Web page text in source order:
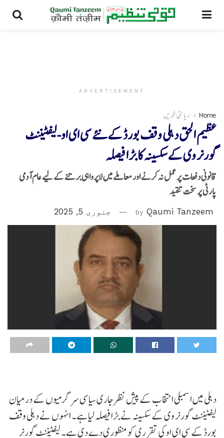
ADVERTISEMENT
Home ریاستی خبریں
عظیم الحق دہلی وقف بورڈ کےنئے سی ای او-لیفٹیننٹ
گورنر وی کےسکسینہ کا بڑا فیصلہ
قانونی دفعات پر عمل نہ کرنے اور معاملے میں لاپرواہی برتنے کے لیے عام آدمی
پارٹی پر سخت تنقید
by Qaumi Tanzeem جنوری 5, 2025
دہلی میں اسمبلی انتخاب کے پیش نظر جاری سیاسی سرگرمیوں کے درمیان
لیفٹیننٹ گورنر وی کے سکسینہ نے بڑا فیصلہ لیا ہے۔ انہوں نے دہلی وقف
بورڈ کے سی ای او کی تقرری کو منظوری دے دی ہے۔ لیفٹیننٹ گورنر